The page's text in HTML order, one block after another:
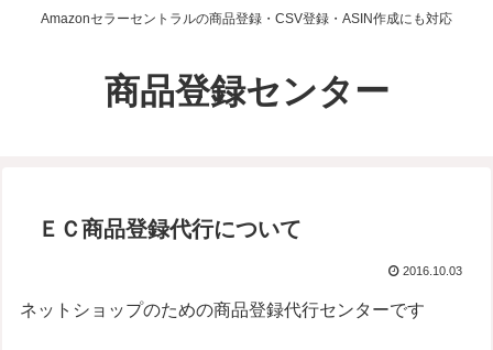
Amazonセラーセントラルの商品登録・CSV登録・ASIN作成にも対応
商品登録センター
ＥＣ商品登録代行について
2016.10.03
ネットショップのための商品登録代行センターです